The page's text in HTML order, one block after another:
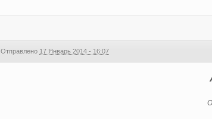
Отправлено 17 Январь 2014 - 16:07